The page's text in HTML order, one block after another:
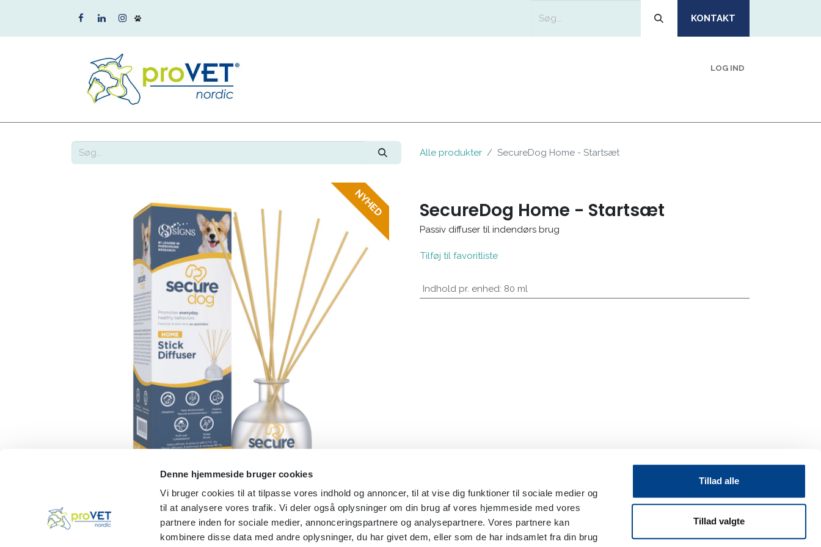
Denne hjemmeside bruger cookies
Vi bruger cookies til at tilpasse vores indhold og annoncer, til at vise dig funktioner til sociale medier og
til at analysere vores trafik. Vi deler også oplysninger om din brug af vores hjemmeside med vores
partnere inden for sociale medier, annonceringspartnere og analysepartnere. Vores partnere kan
kombinere disse data med andre oplysninger, du har givet dem, eller som de har indsamlet fra din brug
Tillad alle
Tillad valgte
KONTAKT
LOG IND
Alle produkter SecureDog Home - Startsæt
NYHED SecureDog Home - Startsæt
Passiv diffuser til indendørs brug
Tilføj til favoritliste
Indhold pr. enhed: 80 ml